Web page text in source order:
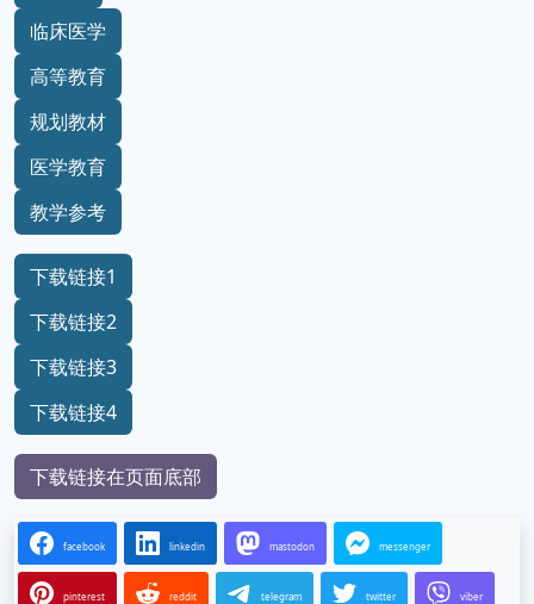
临床医学
高等教育
规划教材
医学教育
教学参考
下载链接1
下载链接2
下载链接3
下载链接4
下载链接在页面底部
facebook linkedin mastodon messenger
pinterest reddit telegram twitter viber